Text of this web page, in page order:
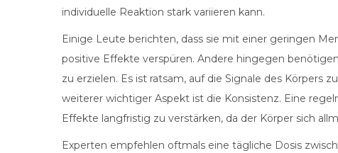
individuelle Reaktion stark variieren kann.
Einige Leute berichten, dass sie mit einer geringen
positive Effekte verspüren. Andere hingegen
zu erzielen. Es ist ratsam, auf die Signale des Körpers
weiterer wichtiger Aspekt ist die Konsistenz. Eine
Effekte langfristig zu verstärken, da der Körper sich
Experten empfehlen oftmals eine tägliche Dosis